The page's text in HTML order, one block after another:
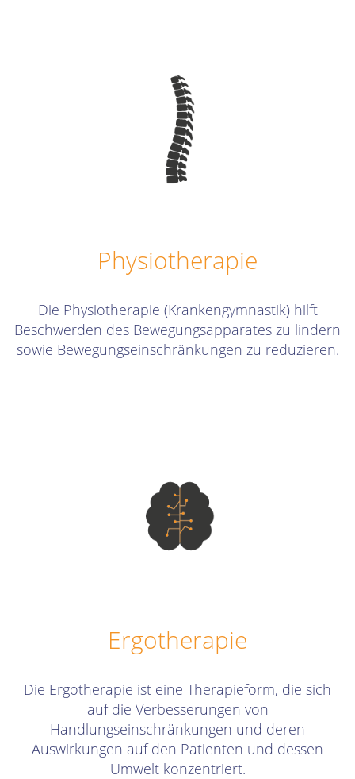
Physiotherapie
Die Physiotherapie (Krankengymnastik) hilft
Beschwerden des Bewegungsapparates zu lindern
sowie Bewegungseinschränkungen zu reduzieren.
Ergotherapie
Die Ergotherapie ist eine Therapieform, die sich
auf die Verbesserungen von
Handlungseinschränkungen und deren
Auswirkungen auf den Patienten und dessen
Umwelt konzentriert.